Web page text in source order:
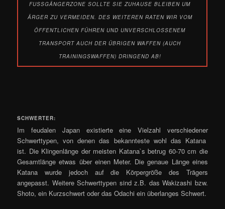
USSGÄNGERZONE SOLLTE SIE ZUHAUSE BLEIBEN UM Ä
RGER ZU VERMEIDEN. DES WEITEREN RATEN WIR VOM
ÖFFENTLICHEN FÜHREN UND UNVERSCHLOSSENEM
TRANSPORT AUCH DER ÜBRIGEN WAFFEN (AUCH
TRAININGSWAFFEN) DRINGEND AB!
SCHWERTER:
Im feudalen Japan existierte eine Vielzahl verschiedener
Schwerttypen, von denen das bekannteste wohl das Katana
ist. Die Klingenlänge der meisten Katana`s betrug 60-70 cm die
Gesamtlänge etwas über einen Meter. Die genaue Länge eines
Katana wurde jedoch auf die Körpergröße des Trägers
angepasst. Weitere Schwerttypen sind z.B. das Wakizashi bzw.
Shoto, ein Kurzschwert oder das Odachi ein überlanges Schwert.